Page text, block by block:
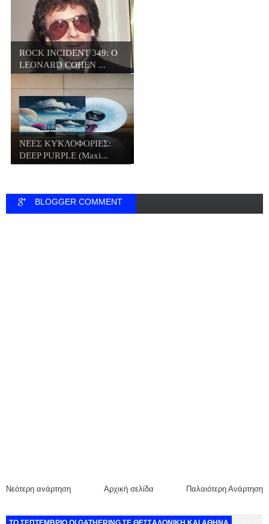
ROCK INCIDENT 349: O
LEONARD COHEN ...
ΝΕΕΣ ΚΥΚΛΟΦΟΡΙΕΣ:
DEEP PURPLE (Maxi...
BLOGGER COMMENT
Νεότερη ανάρτηση Παλαιότερη Ανάρτηση
Αρχική σελίδα